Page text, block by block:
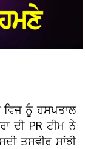
ਵਿਜ ਨੂੰ ਹਸਪਤਾਲ
ਦੀ PR ਟੀਮ ਨੇ
ਤਸਵੀਰ ਸਾਂਝੀ